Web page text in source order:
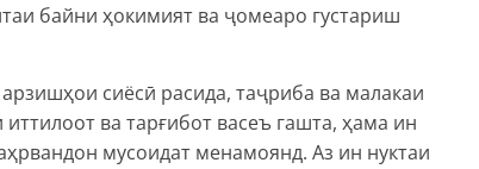
байни ҳокимият ва ҷомеаро густариш
сиёсӣ расида, таҷриба ва малакаи
ва тарғибот васеъ гашта, ҳама ин
мусоидат менамоянд. Аз ин нуктаи